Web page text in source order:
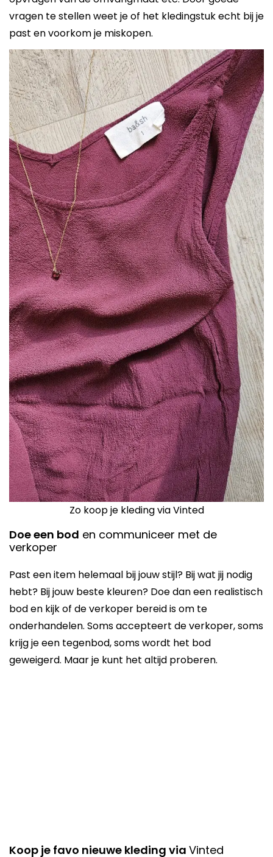
vragen te stellen weet je of het kledingstuk echt bij je
past en voorkom je miskopen.
Zo koop je kleding via Vinted
Doe een bod en communiceer met de
verkoper
Past een item helemaal bij jouw stijl? Bij wat jij nodig
hebt? Bij jouw beste kleuren? Doe dan een realistisch
bod en kijk of de verkoper bereid is om te
onderhandelen. Soms accepteert de verkoper, soms
krijg je een tegenbod, soms wordt het bod
geweigerd. Maar je kunt het altijd proberen.
Koop je favo nieuwe kleding via Vinted